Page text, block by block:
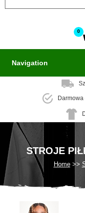
0
Navigation
STROJE
Home